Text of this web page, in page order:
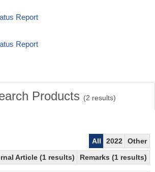
Report
Report
Products (2 results)
All 2022
Other
Article (1 results) Remarks (1 results)